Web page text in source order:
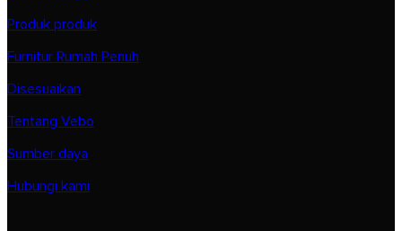
Produk produk
Furnitur Rumah Penuh
Disesuaikan
Tentang Vebo
Sumber daya
Hubungi kami